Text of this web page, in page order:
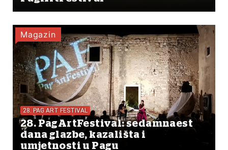
Magazin
28. PAG ART FESTIVAL
28. PagArtFestival: sedamnaest
dana glazbe, kazališta i
umjetnosti u Pagu